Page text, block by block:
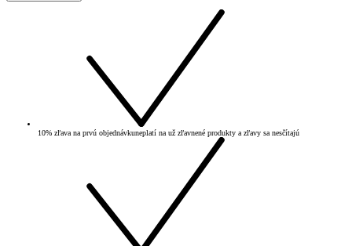
10% zľava na prvú objednávkuneplatí na už zľavnené produkty a zľavy sa nesčítajú